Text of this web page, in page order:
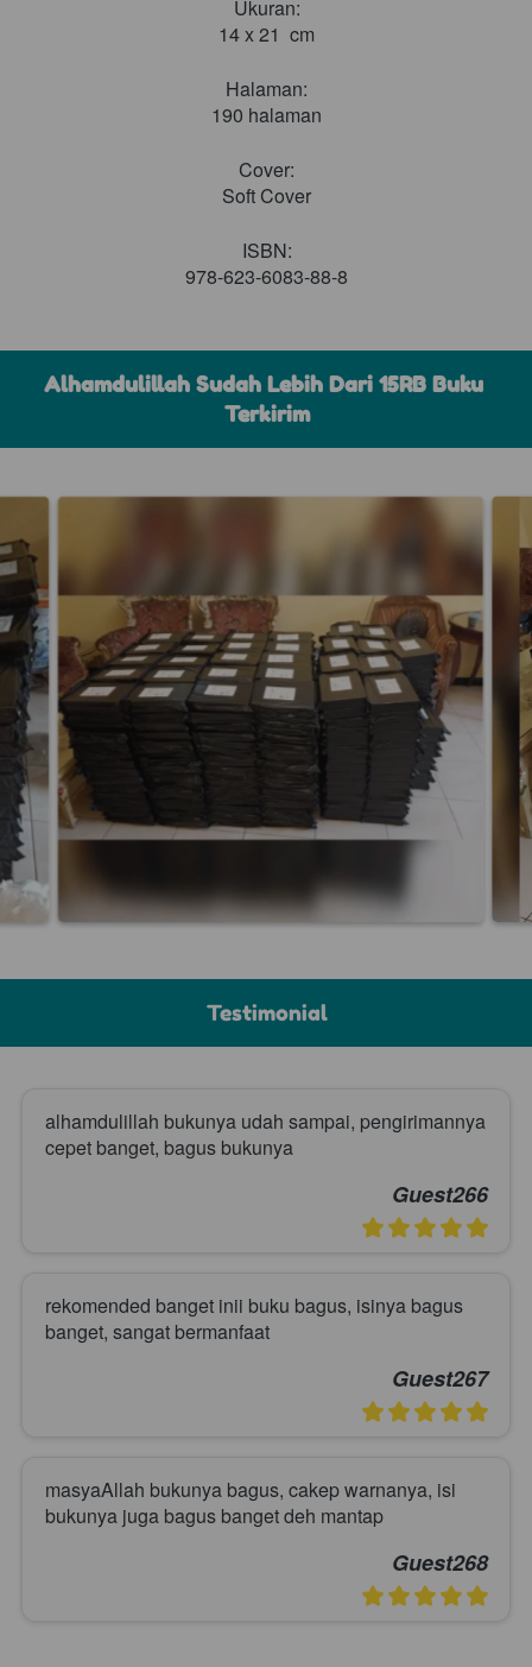
Ukuran:
14 x 21  cm
Halaman:
190 halaman
Cover:
Soft Cover
ISBN:
978-623-6083-88-8
Alhamdulillah Sudah Lebih Dari 15RB Buku
Terkirim
Testimonial
alhamdulillah bukunya udah sampai, pengirimannya
cepet banget, bagus bukunya
Guest266
rekomended banget inii buku bagus, isinya bagus
banget, sangat bermanfaat
Guest267
masyaAllah bukunya bagus, cakep warnanya, isi
bukunya juga bagus banget deh mantap
Guest268
Mohon Maaf! Sepertinya ada masalah.